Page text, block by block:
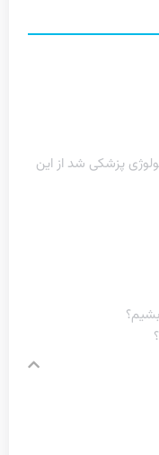
پزشکی شد از این